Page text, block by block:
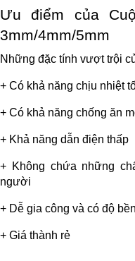
Ưu điểm của
3mm/4mm/5mm
Những đặc tính vượt trội
+ Có khả năng chịu nhiệt
+ Có khả năng chống ăn
+ Khả năng dẫn điện thấp
+ Không chứa những
người
+ Dễ gia công và có độ
+ Giá thành rẻ